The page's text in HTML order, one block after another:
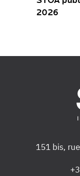
2026
151 bis,